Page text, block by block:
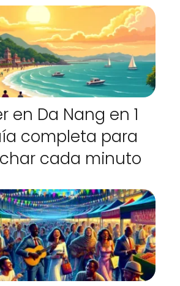
en Da Nang en 1
completa para
cada minuto